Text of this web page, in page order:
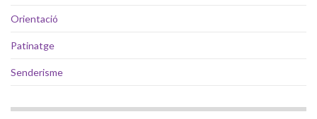
Orientació
Patinatge
Senderisme